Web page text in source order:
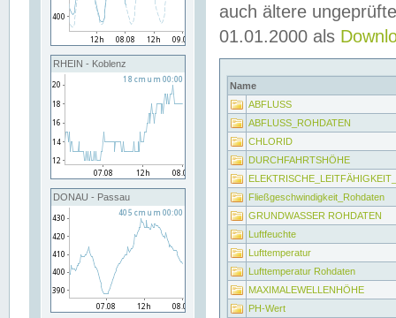
RHEIN - Koblenz
DONAU - Passau
auch ältere
01.01.2000 als
Name
ABFLUSS
ABFLUSS_ROHDATEN
CHLORID
DURCHFAHRTSHÖHE
Fließgeschwindigkeit_Rohdaten
GRUNDWASSER ROHDATEN
Luftfeuchte
Lufttemperatur
Lufttemperatur Rohdaten
MAXIMALEWELLENHÖHE
PH-Wert